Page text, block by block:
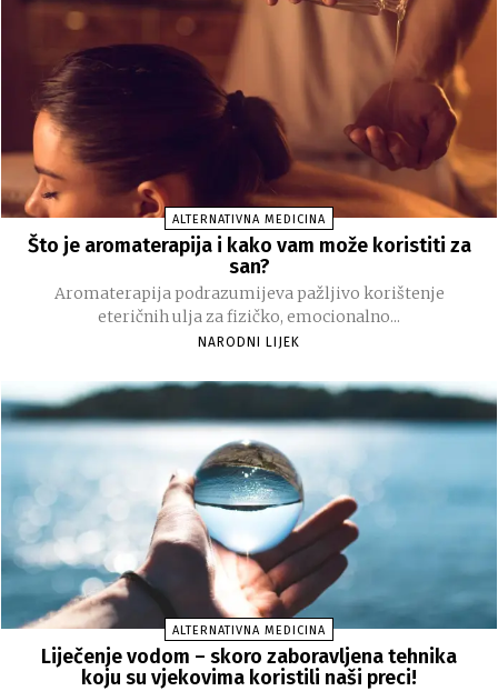
ALTERNATIVNA MEDICINA
Što je aromaterapija i kako vam može koristiti za
san?
Aromaterapija podrazumijeva pažljivo korištenje
eteričnih ulja za fizičko, emocionalno...
NARODNI LIJEK
ALTERNATIVNA MEDICINA
Liječenje vodom – skoro zaboravljena tehnika
koju su vjekovima koristili naši preci!